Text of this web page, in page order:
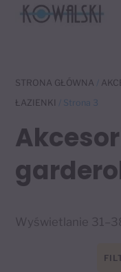
STRONA GŁÓWNA /
ŁAZIENKI
/ Strona 3
Wyświetlanie